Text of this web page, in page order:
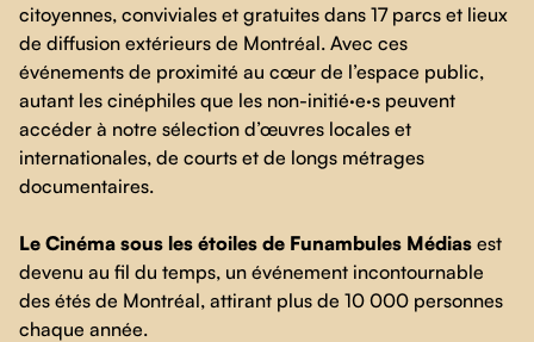
citoyennes, conviviales et gratuites dans 17 parcs et lieux
de diffusion extérieurs de Montréal. Avec ces
événements de proximité au cœur de l’espace public,
autant les cinéphiles que les non-initié·e·s peuvent
accéder à notre sélection d’œuvres locales et
internationales, de courts et de longs métrages
documentaires.
Le Cinéma sous les étoiles de Funambules Médias est
devenu au fil du temps, un événement incontournable
des étés de Montréal, attirant plus de 10 000 personnes
chaque année.